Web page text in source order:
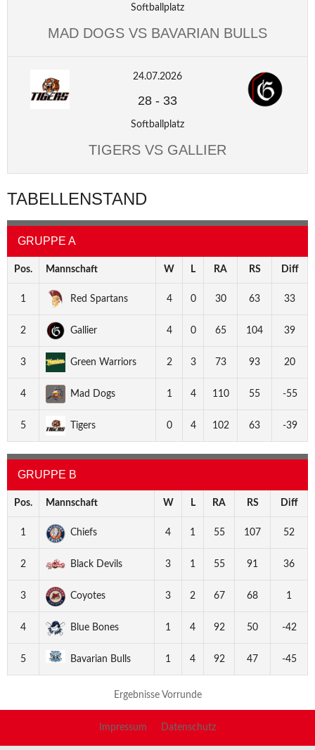
Softballplatz
MAD DOGS VS BAVARIAN BULLS
24.07.2026
28 - 33
Softballplatz
TIGERS VS GALLIER
TABELLENSTAND
GRUPPE A
Pos. Mannschaft W L RA RS Diff
1 Red Spartans 4 0 30 63 33
2 Gallier 4 0 65 104 39
3 Green Warriors 2 3 73 93 20
4 Mad Dogs 1 4 110 55 -55
5 Tigers 0 4 102 63 -39
GRUPPE B
Pos. Mannschaft W L RA RS Diff
1 Chiefs 4 1 55 107 52
2 Black Devils 3 1 55 91 36
3 Coyotes 3 2 67 68 1
4 Blue Bones 1 4 92 50 -42
5 Bavarian Bulls 1 4 92 47 -45
Ergebnisse Vorrunde
Impressum Datenschutz